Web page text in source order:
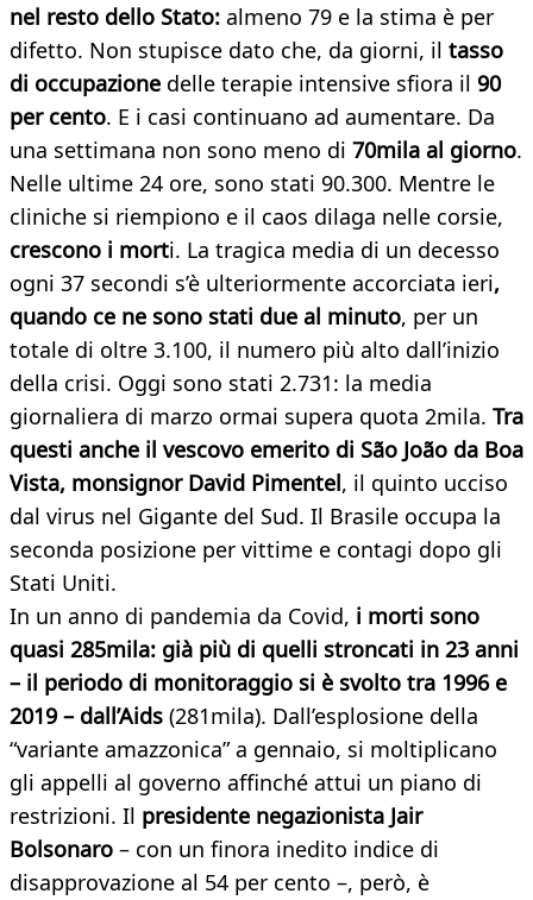
nel resto dello Stato: almeno 79 e la stima è per
difetto. Non stupisce dato che, da giorni, il tasso
di occupazione delle terapie intensive sfiora il 90
per cento. E i casi continuano ad aumentare. Da
una settimana non sono meno di 70mila al giorno.
Nelle ultime 24 ore, sono stati 90.300. Mentre le
cliniche si riempiono e il caos dilaga nelle corsie,
crescono i morti. La tragica media di un decesso
ogni 37 secondi s’è ulteriormente accorciata ieri,
quando ce ne sono stati due al minuto, per un
totale di oltre 3.100, il numero più alto dall’inizio
della crisi. Oggi sono stati 2.731: la media
giornaliera di marzo ormai supera quota 2mila. Tra
questi anche il vescovo emerito di São João da Boa
Vista, monsignor David Pimentel, il quinto ucciso
dal virus nel Gigante del Sud. Il Brasile occupa la
seconda posizione per vittime e contagi dopo gli
Stati Uniti.
In un anno di pandemia da Covid, i morti sono
quasi 285mila: già più di quelli stroncati in 23 anni
– il periodo di monitoraggio si è svolto tra 1996 e
2019 – dall’Aids (281mila). Dall’esplosione della
“variante amazzonica” a gennaio, si moltiplicano
gli appelli al governo affinché attui un piano di
restrizioni. Il presidente negazionista Jair
Bolsonaro – con un finora inedito indice di
disapprovazione al 54 per cento –, però, è